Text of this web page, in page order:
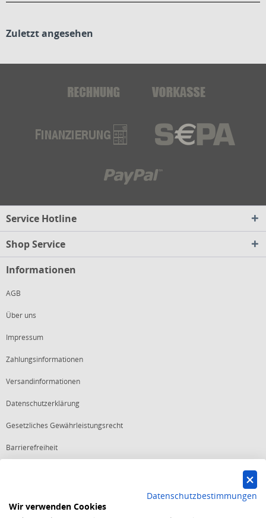
Zuletzt angesehen
Service Hotline
Shop Service
Informationen
AGB
Über uns
Impressum
Zahlungsinformationen
Versandinformationen
Datenschutzerklärung
Gesetzliches Gewährleistungsrecht
Barrierefreiheit
Starker Service
Datenschutzbestimmungen
Wir verwenden Cookies